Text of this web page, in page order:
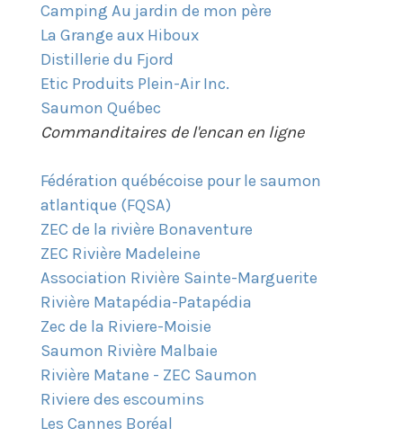
Camping Au jardin de mon père
La Grange aux Hiboux
Distillerie du Fjord
Etic Produits Plein-Air Inc.
Saumon Québec
Commanditaires de l'encan en ligne
Fédération québécoise pour le saumon
atlantique (FQSA)
ZEC de la rivière Bonaventure
ZEC Rivière Madeleine
Association Rivière Sainte-Marguerite
Rivière Matapédia-Patapédia
Zec de la Riviere-Moisie
Saumon Rivière Malbaie
Rivière Matane - ZEC Saumon
Riviere des escoumins
Les Cannes Boréal